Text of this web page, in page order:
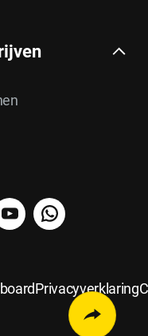
Open
email
Twitter
op
Linkedin
op
facebook
Delen
op
YouTubeWhatsApp
Privacyverklaring